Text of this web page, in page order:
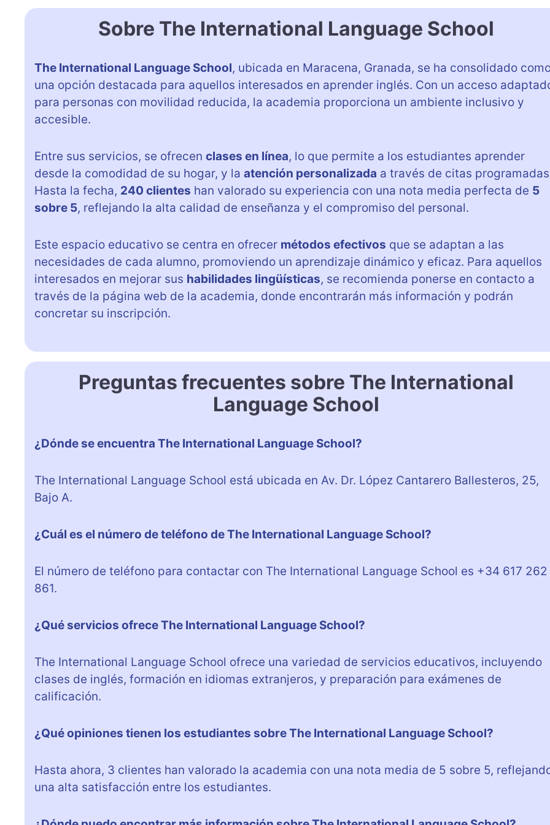
Sobre The International Language School
The International Language School, ubicada en Maracena, Granada, se ha consolidado
una opción destacada para aquellos interesados en aprender inglés. Con un acceso
para personas con movilidad reducida, la academia proporciona un ambiente inclusivo y
accesible.
Entre sus servicios, se ofrecen clases en línea, lo que permite a los estudiantes aprender
desde la comodidad de su hogar, y la atención personalizada a través de citas
Hasta la fecha, 240 clientes han valorado su experiencia con una nota media perfecta de 5
sobre 5, reflejando la alta calidad de enseñanza y el compromiso del personal.
Este espacio educativo se centra en ofrecer métodos efectivos que se adaptan a las
necesidades de cada alumno, promoviendo un aprendizaje dinámico y eficaz. Para aquellos
interesados en mejorar sus habilidades lingüísticas, se recomienda ponerse en contacto a
través de la página web de la academia, donde encontrarán más información y podrán
concretar su inscripción.
Preguntas frecuentes sobre The International
Language School
¿Dónde se encuentra The International Language School?
The International Language School está ubicada en Av. Dr. López Cantarero Ballesteros, 25,
Bajo A.
¿Cuál es el número de teléfono de The International Language School?
El número de teléfono para contactar con The International Language School es +34 617 262
861.
¿Qué servicios ofrece The International Language School?
The International Language School ofrece una variedad de servicios educativos, incluyendo
clases de inglés, formación en idiomas extranjeros, y preparación para exámenes de
calificación.
¿Qué opiniones tienen los estudiantes sobre The International Language School?
Hasta ahora, 3 clientes han valorado la academia con una nota media de 5 sobre 5,
una alta satisfacción entre los estudiantes.